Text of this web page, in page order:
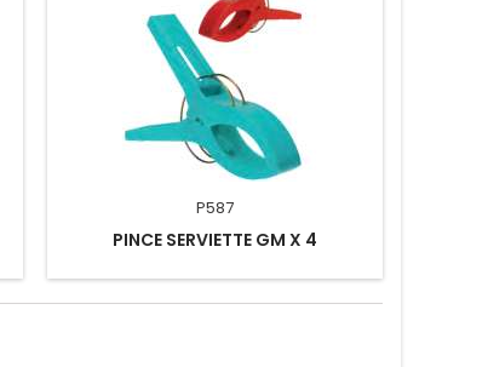
P587
PINCE SERVIETTE GM X 4